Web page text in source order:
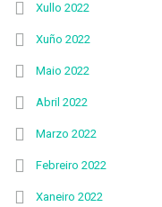
Xullo 2022
Xuño 2022
Maio 2022
Abril 2022
Marzo 2022
Febreiro 2022
Xaneiro 2022